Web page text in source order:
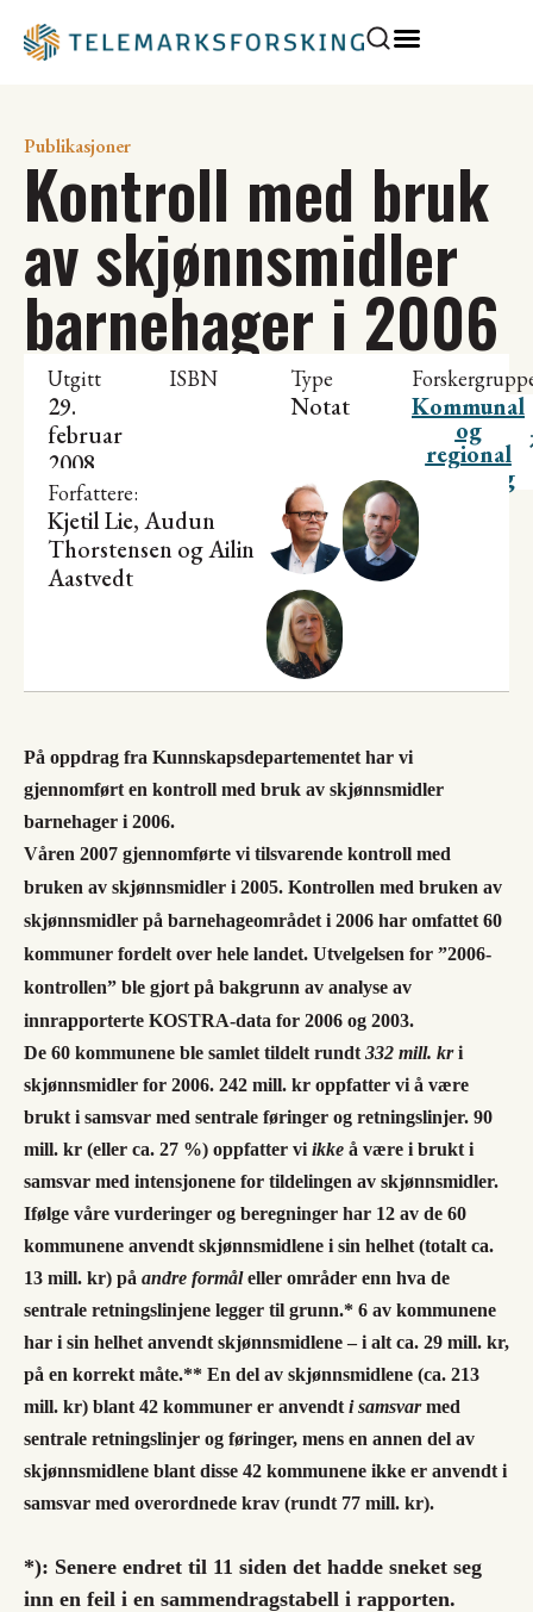
Publikasjoner
Kontroll med bruk
av skjønnsmidler
barnehager i 2006
Utgitt
29.
februar
2008
ISBN Type
Notat Kommunal
og
regional
utvikling
Forfattere:
Kjetil Lie,Audun
Thorstensen ogAilin
Aastvedt
På oppdrag fra Kunnskapsdepartementet har vi
gjennomført en kontroll med bruk av skjønnsmidler
barnehager i 2006.
Våren 2007 gjennomførte vi tilsvarende kontroll med
bruken av skjønnsmidler i 2005. Kontrollen med bruken av
skjønnsmidler på barnehageområdet i 2006 har omfattet 60
kommuner fordelt over hele landet. Utvelgelsen for ”2006-
kontrollen” ble gjort på bakgrunn av analyse av
innrapporterte KOSTRA-data for 2006 og 2003.
De 60 kommunene ble samlet tildelt rundt 332 mill. kri
skjønnsmidler for 2006. 242 mill. kr oppfatter vi å være
brukt i samsvar med sentrale føringer og retningslinjer. 90
mill. kr (eller ca. 27 %) oppfatter vi ikke å være i brukt i
samsvar med intensjonene for tildelingen av skjønnsmidler.
Ifølge våre vurderinger og beregninger har 12 av de 60
kommunene anvendt skjønnsmidlene i sin helhet (totalt ca.
13 mill. kr) på andre formåleller områder enn hva de
sentrale retningslinjene legger til grunn.* 6 av kommunene
har i sin helhet anvendt skjønnsmidlene – i alt ca. 29 mill. kr,
på en korrekt måte.** En del av skjønnsmidlene (ca. 213
mill. kr) blant 42 kommuner er anvendt i samsvarmed
sentrale retningslinjer og føringer, mens en annen del av
skjønnsmidlene blant disse 42 kommunene ikke er anvendt i
samsvar med overordnede krav (rundt 77 mill. kr).
*): Senere endret til 11 siden det hadde sneket seg
inn en feil i en sammendragstabell i rapporten.